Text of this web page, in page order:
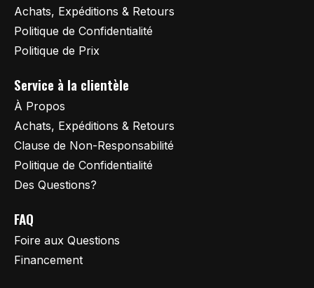
Achats, Expéditions & Retours
Politique de Confidentialité
Politique de Prix
Service à la clientèle
À Propos
Achats, Expéditions & Retours
Clause de Non-Responsabilité
Politique de Confidentialité
Des Questions?
FAQ
Foire aux Questions
Financement